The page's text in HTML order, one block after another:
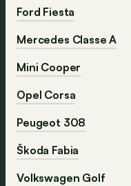
Ford Fiesta
Mercedes Classe A
Mini Cooper
Opel Corsa
Peugeot 308
Škoda Fabia
Volkswagen Golf